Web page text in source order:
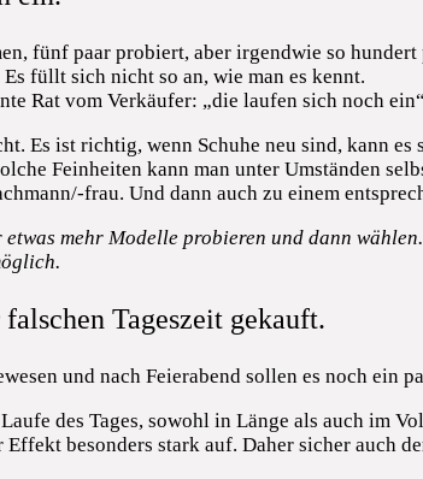
fünf paar probiert, aber irgendwie so
füllt sich nicht so an, wie man es kennt.
Rat vom Verkäufer: „die laufen sich noch
Es ist richtig, wenn Schuhe neu sind, kann
Feinheiten kann man unter Umständen
frau. Und dann auch zu einem
mehr Modelle probieren und dann
Tageszeit gekauft.
und nach Feierabend sollen es noch ein
des Tages, sowohl in Länge als auch im
besonders stark auf. Daher sicher auch